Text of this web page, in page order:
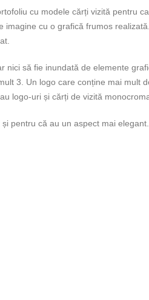
cu modele cărți vizită pentru
imagine cu o grafică frumos
nici să fie inundată de elemente
3. Un logo care conține mai
logo-uri și cărți de vizită
pentru că au un aspect mai elegant.